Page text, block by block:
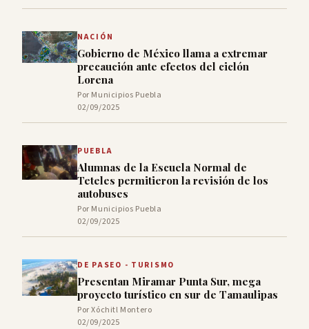
NACIÓN
Gobierno de México llama a extremar
precaución ante efectos del ciclón
Lorena
Por Municipios Puebla
02/09/2025
PUEBLA
Alumnas de la Escuela Normal de
Teteles permitieron la revisión de los
autobuses
Por Municipios Puebla
02/09/2025
DE PASEO - TURISMO
Presentan Miramar Punta Sur, mega
proyecto turístico en sur de Tamaulipas
Por Xóchitl Montero
02/09/2025